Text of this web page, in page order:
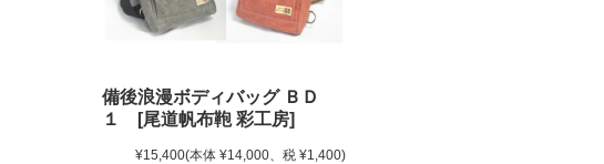
備後浪漫ボディバッグ ＢＤ
１ [尾道帆布鞄 彩工房]
¥15,400(本体 ¥14,000、税 ¥1,400)